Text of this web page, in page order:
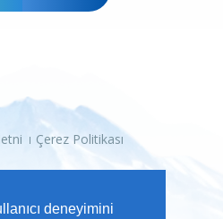
deneyimini
Çerez Politikası